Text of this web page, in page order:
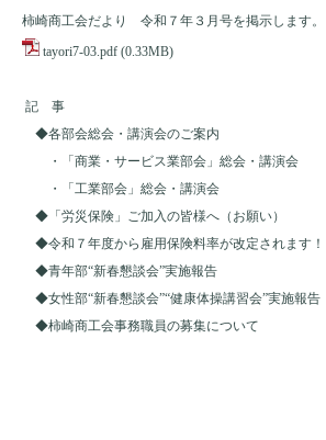
柿崎商工会だより 令和７年３月号を掲示します。
tayori7-03.pdf (0.33MB)
記 事
◆各部会総会・講演会のご案内
・「商業・サービス業部会」総会・講演会
・「工業部会」総会・講演会
◆「労災保険」ご加入の皆様へ（お願い）
◆令和７年度から雇用保険料率が改定されます！
◆青年部“新春懇談会”実施報告
◆女性部“新春懇談会”“健康体操講習会”実施報告
◆柿崎商工会事務職員の募集について